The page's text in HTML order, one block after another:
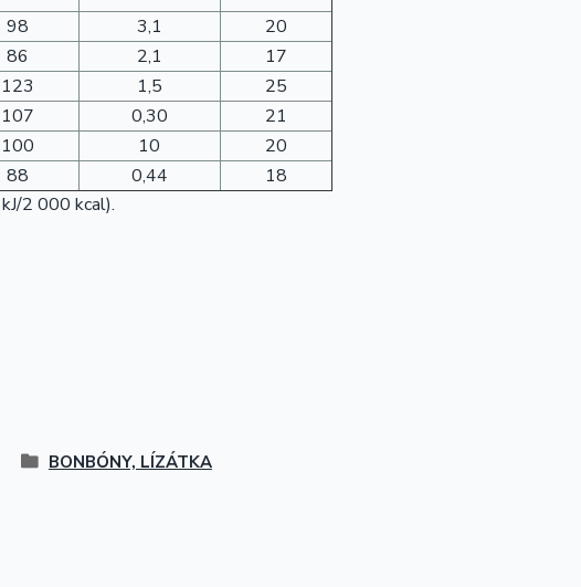
98 3,1
20
86 2,1
17
123 1,5
25
107 0,30
21
100 10
20
88 0,44
18
2 000 kcal).
BONBÓNY, LÍZÁTKA